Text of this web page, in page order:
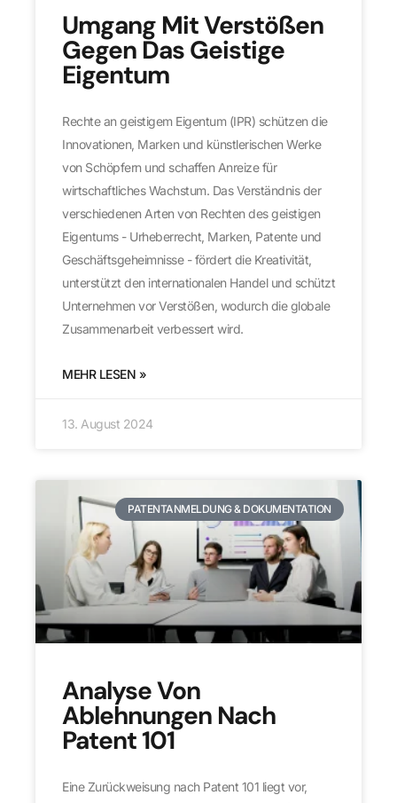
Umgang Mit Verstößen
Gegen Das Geistige
Eigentum
Rechte an geistigem Eigentum (IPR) schützen die
Innovationen, Marken und künstlerischen Werke
von Schöpfern und schaffen Anreize für
wirtschaftliches Wachstum. Das Verständnis der
verschiedenen Arten von Rechten des geistigen
Eigentums - Urheberrecht, Marken, Patente und
Geschäftsgeheimnisse - fördert die Kreativität,
unterstützt den internationalen Handel und schützt
Unternehmen vor Verstößen, wodurch die globale
Zusammenarbeit verbessert wird.
MEHR LESEN »
13. August 2024
PATENTANMELDUNG & DOKUMENTATION
Analyse Von
Ablehnungen Nach
Patent 101
Eine Zurückweisung nach Patent 101 liegt vor,